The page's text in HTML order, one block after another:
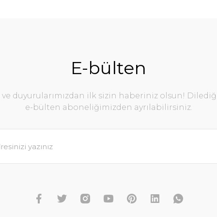
E-bülten
ve duyurularımızdan ilk sizin haberiniz olsun!
e-bülten aboneliğimizden ayrılabilirsiniz.